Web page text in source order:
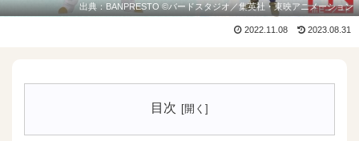
出典：BANPRESTO©バードスタジオ／集英社・東映アニメーション
2022.11.08 2023.08.31
目次